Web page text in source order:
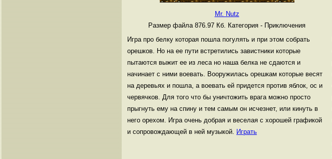
Mr. Nutz
Размер файла 876.97 Кб. Категория - Приключения
Игра про белку которая пошла погулять и при этом собрать
орешков. Но на ее пути встретились завистники которые
пытаются выжит ее из леса но наша белка не сдаются и
начинает с ними воевать. Вооружилась орешкам которые весят
на деревьях и пошла, а воевать ей придется против яблок, ос и
червячков. Для того что бы уничтожить врага можно просто
прыгнуть ему на спину и тем самым он исчезнет, или кинуть в
него орехом. Игра очень добрая и веселая с хорошей графикой
и сопровождающей в ней музыкой. Играть